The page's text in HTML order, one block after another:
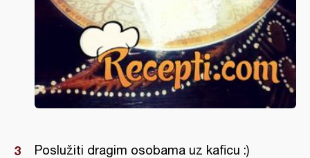
Poslužiti dragim osobama uz kaficu :)